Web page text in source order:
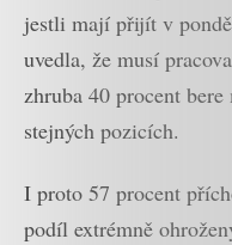
jestli mají přijít v
uvedla, že musí
zhruba 40 procent bere
stejných pozicích.
I proto 57 procent
podíl extrémně